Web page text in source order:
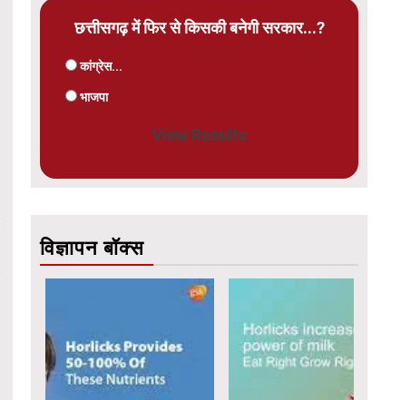
छत्तीसगढ़ में फिर से किसकी बनेगी सरकार...?
कांग्रेस...
भाजपा
View Results
विज्ञापन बॉक्स